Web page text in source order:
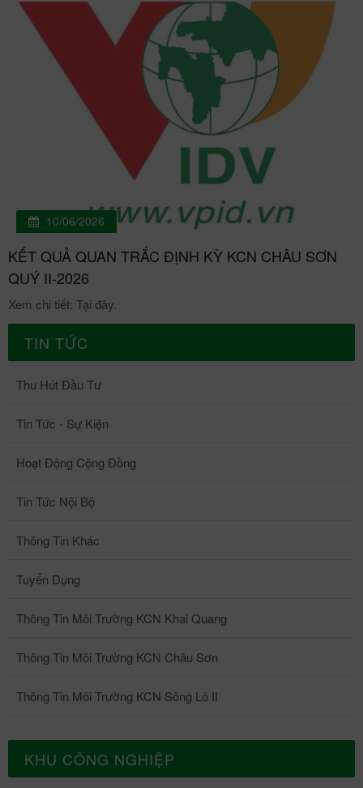
10/06/2026
KẾT QUẢ QUAN TRẮC ĐỊNH KỲ KCN CHÂU SƠN
QUÝ II-2026
Xem chi tiết: Tại đây.
TIN TỨC
Thu Hút Đầu Tư
Tin Tức - Sự Kiện
Hoạt Động Cộng Đồng
Tin Tức Nội Bộ
Thông Tin Khác
Tuyển Dụng
Thông Tin Môi Trường KCN Khai Quang
Thông Tin Môi Trường KCN Châu Sơn
Thông Tin Môi Trường KCN Sông Lô II
KHU CÔNG NGHIỆP